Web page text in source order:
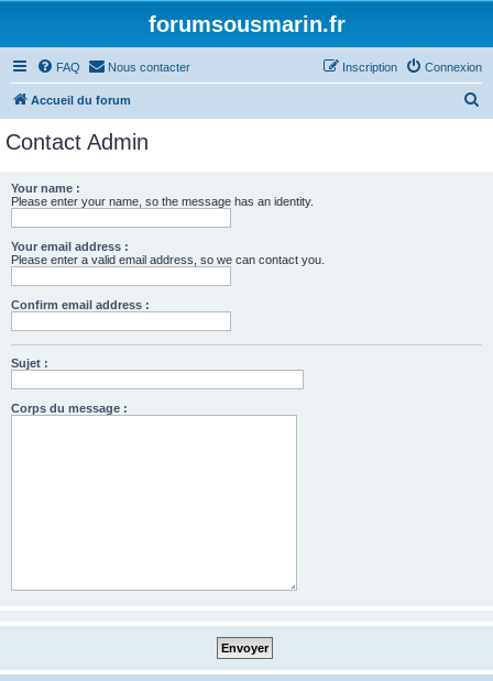
forumsousmarin.fr
FAQ Nous contacter Connexion
Inscription
Accueil du forum
Contact Admin
Your name :
Please enter your name, so the message has an identity.
Your email address :
Please enter a valid email address, so we can contact you.
Confirm email address :
Sujet :
Corps du message :